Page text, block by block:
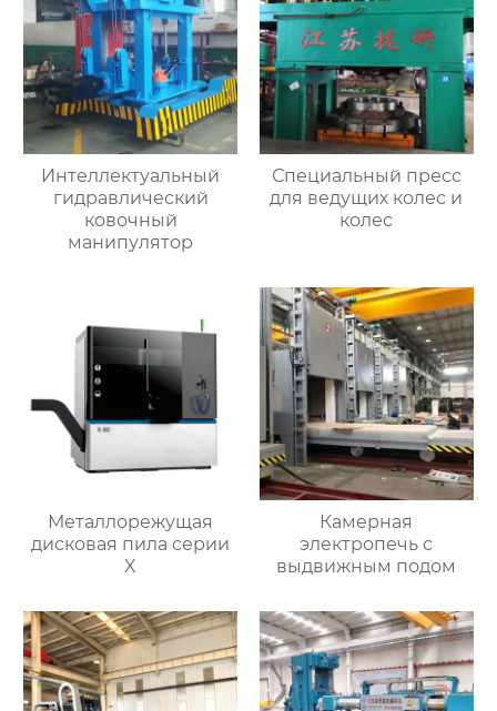
Интеллектуальный
гидравлический
ковочный
манипулятор
Специальный пресс
для ведущих колес и
колес
Металлорежущая
дисковая пила серии
X
Камерная
электропечь с
выдвижным подом